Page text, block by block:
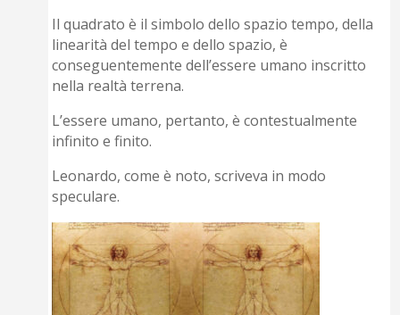
Il quadrato è il simbolo dello spazio tempo, della
linearità del tempo e dello spazio, è
conseguentemente dell’essere umano inscritto
nella realtà terrena.
L’essere umano, pertanto, è contestualmente
infinito e finito.
Leonardo, come è noto, scriveva in modo
speculare.